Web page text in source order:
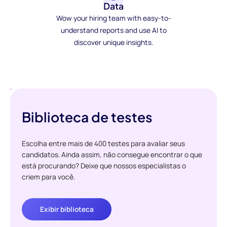
Data
Wow your hiring team with easy-to-
understand reports and use AI to
discover unique insights.
Biblioteca de testes
Escolha entre mais de 400 testes para avaliar seus
candidatos. Ainda assim, não consegue encontrar o que
está procurando? Deixe que nossos especialistas o
criem para você.
Exibir biblioteca